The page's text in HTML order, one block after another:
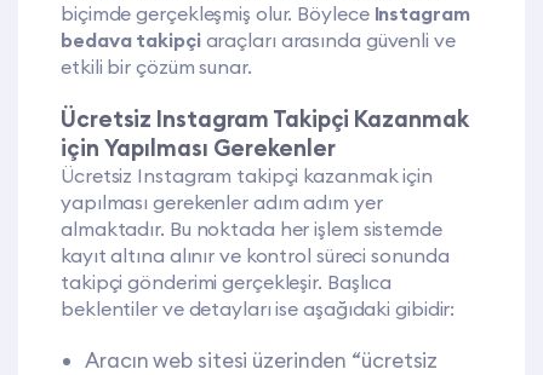
biçimde gerçekleşmiş olur. Böylece Instagram
bedava takipçiaraçları arasında güvenli ve
etkili bir çözüm sunar.
Ücretsiz Instagram Takipçi Kazanmak
için Yapılması Gerekenler
Ücretsiz Instagram takipçi kazanmak için
yapılması gerekenler adım adım yer
almaktadır. Bu noktada her işlem sistemde
kayıt altına alınır ve kontrol süreci sonunda
takipçi gönderimi gerçekleşir. Başlıca
beklentiler ve detayları ise aşağıdaki gibidir:
Aracın web sitesi üzerinden “ücretsiz